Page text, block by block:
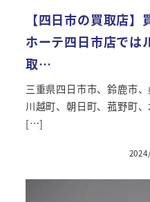
【四日市の買取店
ホーテ四日市店では
取…
三重県四日市市、鈴鹿市
川越町、朝日町、菰野町
[…]